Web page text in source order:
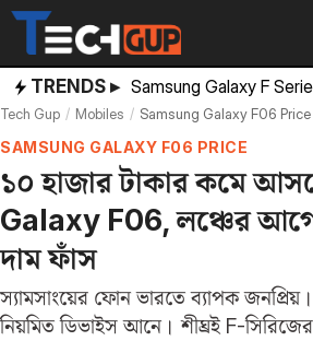
Skip
content
TRENDS ▸ Samsung Galaxy F
Tech Gup Mobiles Samsung Galaxy F06 Price Teased
SAMSUNG GALAXY F06 PRICE
১০ হাজার টাকার কমে
Galaxy F06, লঞ্চের
দাম ফাঁস
স্যামসাংয়ের ফোন ভারতে ব্যাপক জনপ্রিয়।
নিয়মিত ডিভাইস আনে। শীঘ্রই F-